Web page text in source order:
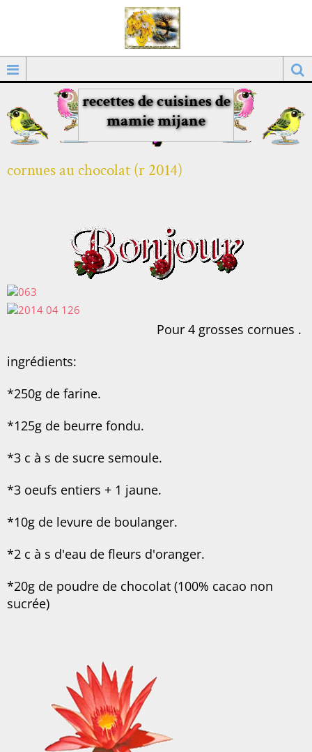
recettes de cuisines de
mamie mijane
cornues au chocolat (r 2014)
Pour 4 grosses cornues .
ingrédients:
*250g de farine.
*125g de beurre fondu.
*3 c à s de sucre semoule.
*3 oeufs entiers + 1 jaune.
*10g de levure de boulanger.
*2 c à s d'eau de fleurs d'oranger.
*20g de poudre de chocolat (100% cacao non
sucrée)